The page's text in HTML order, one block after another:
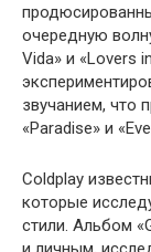
очередную
Vida» и «Lovers
звучанием, что
«Paradise» и
Coldplay
которые
стили. Альбом